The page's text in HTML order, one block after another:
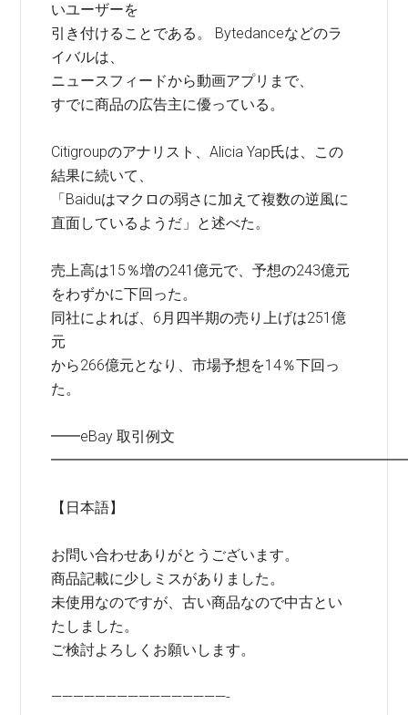
いユーザーを
引き付けることである。 Bytedanceなどのラ
イバルは、
ニュースフィードから動画アプリまで、
すでに商品の広告主に優っている。
Citigroupのアナリスト、Alicia Yap氏は、この
結果に続いて、
「Baiduはマクロの弱さに加えて複数の逆風に
直面しているようだ」と述べた。
売上高は15％増の241億元で、予想の243億元
をわずかに下回った。
同社によれば、6月四半期の売り上げは251億
元
から266億元となり、市場予想を14％下回っ
た。
━━eBay 取引例文
【日本語】
お問い合わせありがとうございます。
商品記載に少しミスがありました。
未使用なのですが、古い商品なので中古とい
たしました。
ご検討よろしくお願いします。
————————————————-